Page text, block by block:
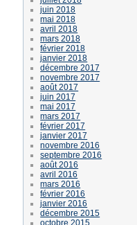
juin 2018
mai 2018
avril 2018
mars 2018
février 2018
janvier 2018
décembre 2017
novembre 2017
août 2017
juin 2017
mai 2017
mars 2017
février 2017
janvier 2017
novembre 2016
septembre 2016
août 2016
avril 2016
mars 2016
février 2016
janvier 2016
décembre 2015
octobre 2015